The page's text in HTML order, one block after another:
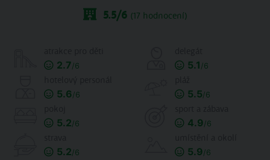
5.5/6 (17 hodnocení)
2.7/6 5.1 /6
5.6/6 5.5/6
5.2/6 4.9/6
5.2/6 5.9/6